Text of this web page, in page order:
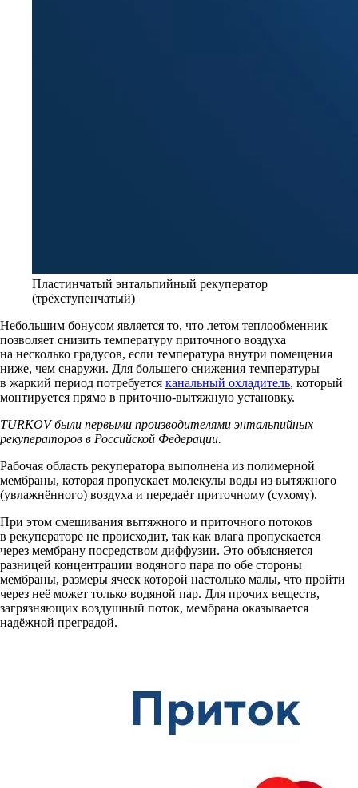
Пластинчатый энтальпийный рекуператор
(трёхступенчатый)
Небольшим бонусом является то, что летом теплообменник
позволяет снизить температуру приточного воздуха
на несколько градусов, если температура внутри помещения
ниже, чем снаружи. Для большего снижения температуры
в жаркий период потребуется канальный охладитель, который
монтируется прямо в приточно-вытяжную установку.
TURKOVбыли первыми производителями энтальпийных
рекуператоров в Российской Федерации.
Рабочая область рекуператора выполнена из полимерной
мембраны, которая пропускает молекулы воды из вытяжного
(увлажнённого) воздуха и передаёт приточному (сухому).
При этом смешивания вытяжного и приточного потоков
в рекуператоре не происходит, так как влага пропускается
через мембрану посредством диффузии. Это объясняется
разницей концентрации водяного пара по обе стороны
мембраны, размеры ячеек которой настолько малы, что пройти
через неё может только водяной пар. Для прочих веществ,
загрязняющих воздушный поток, мембрана оказывается
надёжной преградой.